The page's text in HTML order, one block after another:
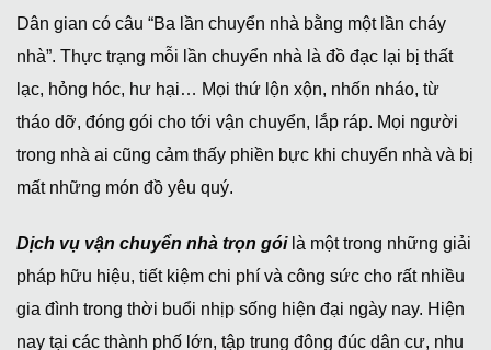
Dân gian có câu “Ba lần chuyển nhà bằng một lần cháy
nhà”. Thực trạng mỗi lần chuyển nhà là đồ đạc lại bị thất
lạc, hỏng hóc, hư hại… Mọi thứ lộn xộn, nhốn nháo, từ
tháo dỡ, đóng gói cho tới vận chuyển, lắp ráp. Mọi người
trong nhà ai cũng cảm thấy phiền bực khi chuyển nhà và bị
mất những món đồ yêu quý.
Dịch vụ vận chuyển nhà trọn góilà một trong những giải
pháp hữu hiệu, tiết kiệm chi phí và công sức cho rất nhiều
gia đình trong thời buổi nhịp sống hiện đại ngày nay. Hiện
nay tại các thành phố lớn, tập trung đông đúc dân cư, nhu